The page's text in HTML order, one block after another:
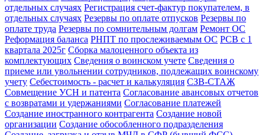
отдельных случаях Регистрация счет-фактур покупателем, в
отдельных случаях Резервы по оплате отпусков Резервы по
оплате труда Резервы по сомнительным долгам Ремонт ОС
Реформация баланса РНПТ по прослеживаемым ОС РСВ с 1
квартала 2025г Сборка малоценного объекта из
комплектующих Сведения о воинском учете Сведения о
приеме или увольнении сотрудников, подлежащих воинскому
учету Себестоимость - расчет и калькуляция СЗВ-СТАЖ
Совмещение УСН и патента Согласование авансовых отчетов
с возвратами и удержаниями Согласование платежей
Создание иностранного контрагента Создание новой
организации Создание обособленного подразделения